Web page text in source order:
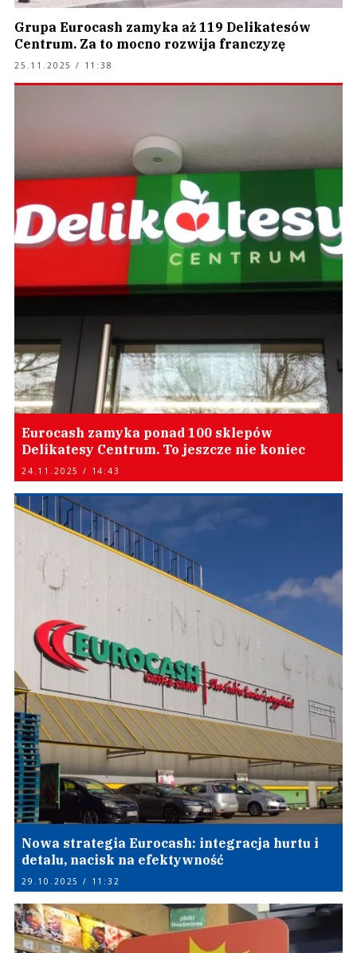
Grupa Eurocash zamyka aż 119 Delikatesów
Centrum. Za to mocno rozwija franczyzę
25.11.2025 / 11:38
Eurocash zamyka ponad 100 sklepów
Delikatesy Centrum. To jeszcze nie koniec
24.11.2025 / 14:43
Nowa strategia Eurocash: integracja hurtu i
detalu, nacisk na efektywność
29.10.2025 / 11:32